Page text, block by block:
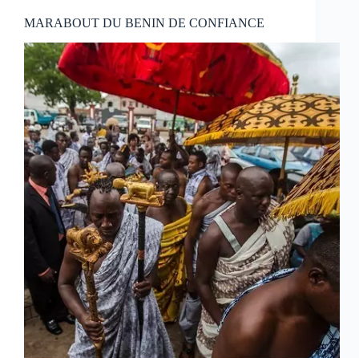
MARABOUT DU BENIN DE CONFIANCE